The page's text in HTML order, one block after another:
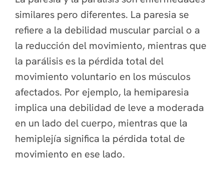
similares pero diferentes. La paresia se
refiere a la debilidad muscular parcial o a
la reducción del movimiento, mientras que
la parálisis es la pérdida total del
movimiento voluntario en los músculos
afectados. Por ejemplo, la hemiparesia
implica una debilidad de leve a moderada
en un lado del cuerpo, mientras que la
hemiplejía significa la pérdida total de
movimiento en ese lado.